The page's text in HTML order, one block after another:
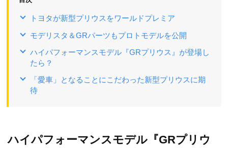
トヨタが新型プリウスをワールドプレミア
モデリスタ＆GRパーツもプロトモデルを公開
ハイパフォーマンスモデル『GRプリウス』が登場し
たら？
「愛車」となることにこだわった新型プリウスに期
待
ハイパフォーマンスモデル『GRプリウ